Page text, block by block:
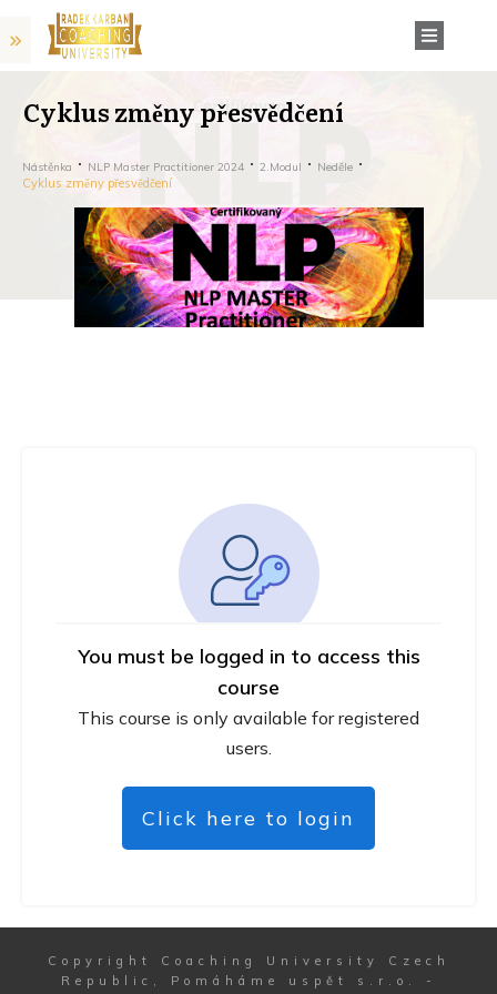
Cyklus změny přesvědčení
Nástěnka NLP Master Practitioner 2024 2.modul Neděle
Cyklus změny přesvědčení
You must be logged in to access this
course
This course is only available for registered
users.
Click here to login
Copyright
Coaching University Czech
Republic, Pomáháme uspět s.r.o.
-